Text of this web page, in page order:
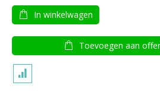
In winkelwagen
Toevoegen aan